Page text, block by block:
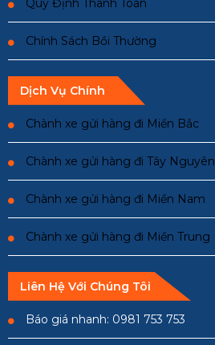
Quy Định Thanh Toán
Chính Sách Bồi Thường
Dịch Vụ Chính
Chành xe gửi hàng đi Miền Bắc
Chành xe gửi hàng đi Tây Nguyên
Chành xe gửi hàng đi Miền Nam
Chành xe gửi hàng đi Miền Trung
Liên Hệ Với Chúng Tôi
Báo giá nhanh: 0981 753 753